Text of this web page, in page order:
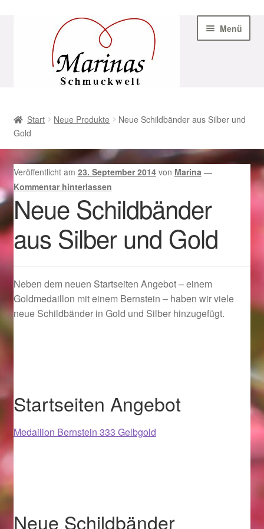
Navigation
Menü
AGB
Beispiel-Seite
Datenschutz
Geschenke zu Ostern 2023
Geschenke zu Ostern 2024
Geschenkideen für Weihnachten 2022
Geschenkideen für Weihnachten 2023
Halloween Schmuck online kaufen 2015
Halloween Schmuck online kaufen 2016
Halloween Schmuck online kaufen 2017
Start Neue Produkte
Neue Schildbänder aus Silber und
Gold
Veröffentlicht am 23. September 2014 von Marina —
Kommentar hinterlassen
Neue Schildbänder
aus Silber und Gold
Neben dem neuen Startseiten Angebot – einem
Goldmedaillon mit einem Bernstein – haben wir viele
neue Schildbänder in Gold und Silber hinzugefügt.
Startseiten Angebot
Medaillon Bernstein 333 Gelbgold
Neue Schildbänder